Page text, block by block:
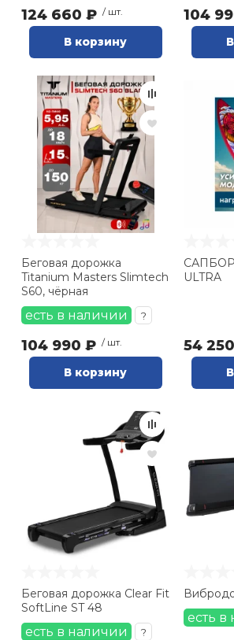
124 660 ₽ / шт.
В корзину
104
Беговая дорожка
Titanium Masters Slimtech
S60, чёрная
есть в наличии ?
104 990 ₽ / шт.
В корзину
ULTRA
54
Беговая дорожка Clear Fit
SoftLine ST 48
есть в наличии ?
есть в